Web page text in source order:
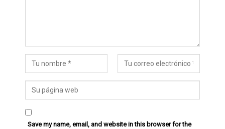
Save my name, email, and website in this browser for the